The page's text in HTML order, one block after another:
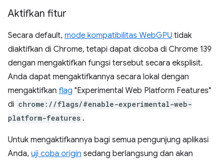
Aktifkan fitur
Secara default, mode kompatibilitas WebGPU tidak
diaktifkan di Chrome, tetapi dapat dicoba di Chrome 139
dengan mengaktifkan fungsi tersebut secara eksplisit.
Anda dapat mengaktifkannya secara lokal dengan
mengaktifkan flag "Experimental Web Platform Features"
di chrome://flags/#enable-experimental-web-
platform-features .
Untuk mengaktifkannya bagi semua pengunjung aplikasi
Anda, uji coba origin sedang berlangsung dan akan